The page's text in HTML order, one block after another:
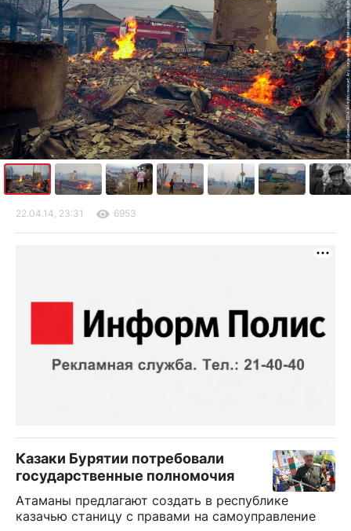
22.04.14, 23:31 6953
Казаки Бурятии потребовали
государственные полномочия
Атаманы предлагают создать в республике
казачью станицу с правами на самоуправление